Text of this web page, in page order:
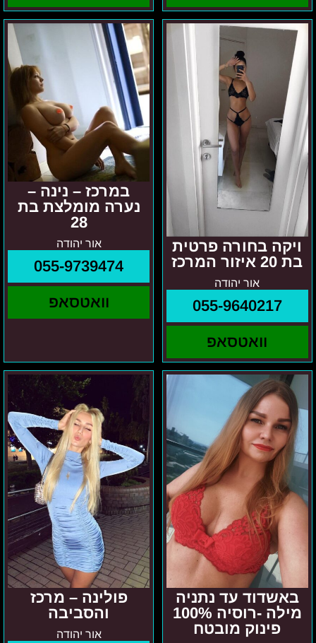
ויקה בחורה פרטית
בת 20 איזור המרכז
אור יהודה
055-9640217
וואטסאפ
ויקה
בחורה
פרטית
בת
20
איזור
המרכז
במרכז – נינה –
נערה מומלצת בת
28
אור יהודה
055-9739474
וואטסאפ
במרכז
28
באשדוד עד נתניה
מילה -רוסיה 100%
פינוק מובטח
באשדוד
נתניה
מילה
-
רוסיה
100%
פינוק
מובטח
פולינה – מרכז
והסביבה
אור יהודה
פולינה
–
מרכז
והסביבה